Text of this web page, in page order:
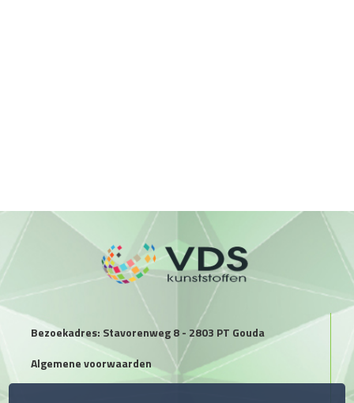
Bezoekadres: Stavorenweg 8 - 2803 PT Gouda
Algemene voorwaarden